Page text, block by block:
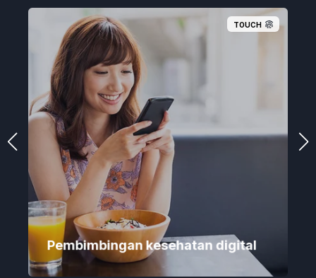
TOUCH
Pembimbingan kesehatan digital